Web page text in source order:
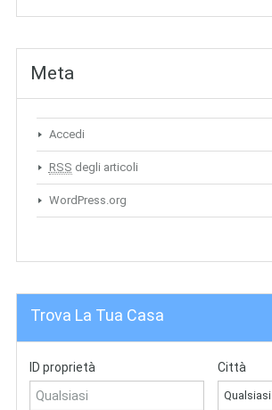
Meta
Accedi
RSS degli articoli
WordPress.org
Trova La Tua Casa
ID proprietà Città
Qualsiasi